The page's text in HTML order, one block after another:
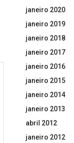
janeiro 2020
janeiro 2019
janeiro 2018
janeiro 2017
janeiro 2016
janeiro 2015
janeiro 2014
janeiro 2013
abril 2012
janeiro 2012